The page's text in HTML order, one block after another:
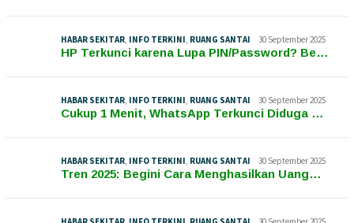
HABAR SEKITAR, INFO TERKINI, RUANG SANTAI 30 September 2025
HP Terkunci karena Lupa PIN/Password? Be…
HABAR SEKITAR, INFO TERKINI, RUANG SANTAI 30 September 2025
Cukup 1 Menit, WhatsApp Terkunci Diduga …
HABAR SEKITAR, INFO TERKINI, RUANG SANTAI 30 September 2025
Tren 2025: Begini Cara Menghasilkan Uang…